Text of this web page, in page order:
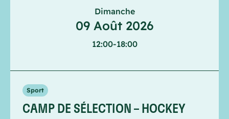
Dimanche
09 Août 2026
12:00-18:00
Sport
CAMP DE SÉLECTION – HOCKEY